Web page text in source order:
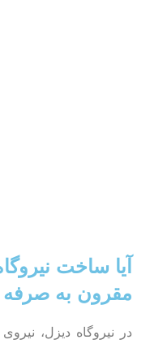
آیا ساخت
مقرون به
در نیروگاه دیزل،